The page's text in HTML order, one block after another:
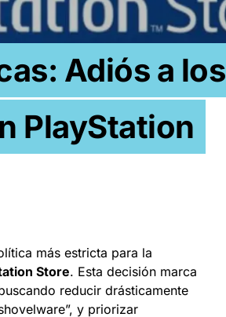
Adiós a los
PlayStation
más estricta para la
Store. Esta decisión marca
reducir drásticamente
y priorizar